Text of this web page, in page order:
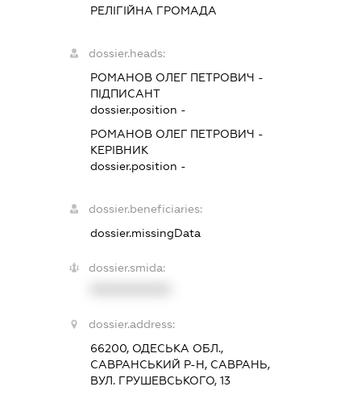
РЕЛІГІЙНА ГРОМАДА
dossier.heads:
РОМАНОВ ОЛЕГ ПЕТРОВИЧ -
ПІДПИСАНТ
dossier.position -
РОМАНОВ ОЛЕГ ПЕТРОВИЧ -
КЕРІВНИК
dossier.position -
dossier.beneficiaries:
dossier.missingData
dossier.smida:
dossier.address:
66200, ОДЕСЬКА ОБЛ.,
САВРАНСЬКИЙ Р-Н, САВРАНЬ,
ВУЛ. ГРУШЕВСЬКОГО, 13